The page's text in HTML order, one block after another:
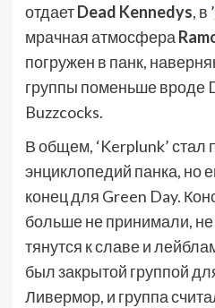
отдаетDead Kennedys, в ’
мрачная атмосфера
погружен в панк,
группы поменьше вроде
Buzzcocks.
В общем, ‘Kerplunk’ стал
энциклопедий панка, но
конец для Green Day.
больше не принимали,
тянутся к славе и
был закрытой группой
Ливермор, и группа